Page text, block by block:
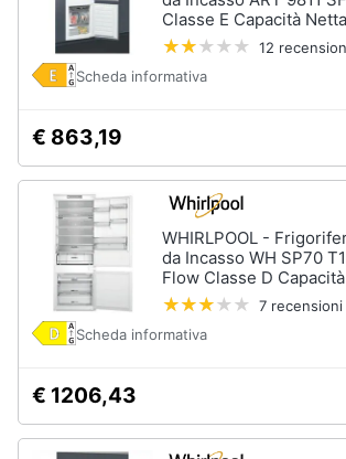
Classe E Capacità
12
Scheda informativa
€ 863,19
WHIRLPOOL -
da Incasso WH SP70
Flow Classe D
7 recensioni
Scheda informativa
€ 1206,43